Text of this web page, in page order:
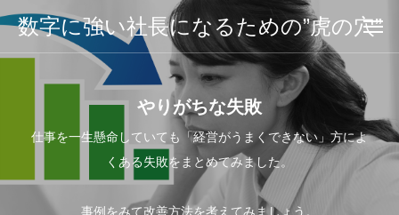
数字に強い社長になるための”虎の穴”
やりがちな失敗
仕事を一生懸命していても「経営がうまくできない」方によ
くある失敗をまとめてみました。
事例をみて改善方法を考えてみましょう。